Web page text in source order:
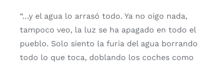
“…y el agua lo arra­só todo. Ya no oigo nada,
tam­po­co veo, la luz se ha apa­ga­do en todo el
pue­blo. Solo sien­to la furia del agua borran­do
todo lo que toca, doblan­do los coches como